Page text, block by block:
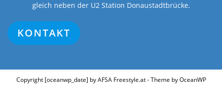
gleich neben der U2 Station Donaustadtbrücke.
KONTAKT
Copyright [oceanwp_date] by AFSA Freestyle.at - Theme by OceanWP